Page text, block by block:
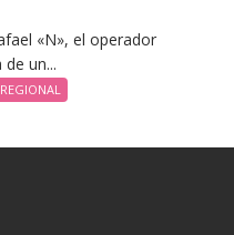
«N», el operador
un...
REGIONAL